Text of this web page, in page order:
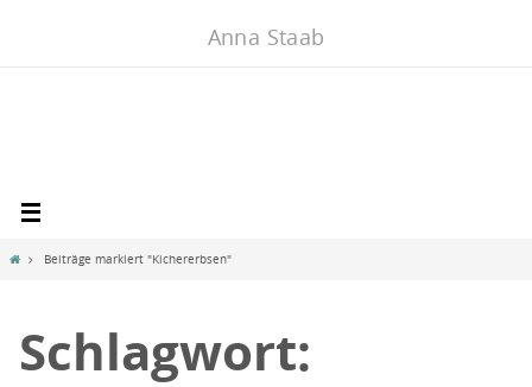
Anna Staab
HomeBeiträge markiert "Kichererbsen"
Schlagwort: